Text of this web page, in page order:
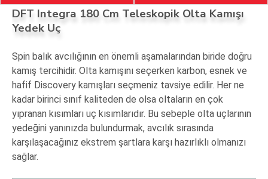
DFT Integra 180 Cm Teleskopik Olta Kamışı
Yedek Uç
Spin balık avcılığının en önemli aşamalarından biride doğru
kamış tercihidir. Olta kamışını seçerken karbon, esnek ve
hafif Discovery kamışları seçmeniz tavsiye edilir. Her ne
kadar birinci sınıf kaliteden de olsa oltaların en çok
yıpranan kısımları uç kısımlarıdır. Bu sebeple olta uçlarının
yedeğini yanınızda bulundurmak, avcılık sırasında
karşılaşacağınız ekstrem şartlara karşı hazırlıklı olmanızı
sağlar.